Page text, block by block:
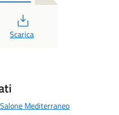
Scarica
Mediterraneo